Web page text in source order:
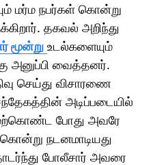
மர்ம நபர்கள் கொன்று
தகவல் அறிந்து
மூன்று உடல்களையும்
அனுப்பி வைத்தனர்.
செய்து விசாரணை
அடிப்படையில்
போது அவரே
நடனமாடியது
போலீசார் அவரை